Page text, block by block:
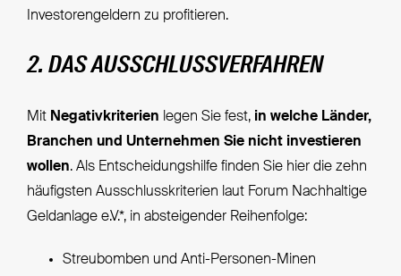
Investorengeldern zu profitieren.
2. DAS AUSSCHLUSSVERFAHREN
Mit Negativkriterien legen Sie fest, in welche Länder,
Branchen und Unternehmen Sie nicht investieren
wollen. Als Entscheidungshilfe finden Sie hier die zehn
häufigsten Ausschlusskriterien laut Forum Nachhaltige
Geldanlage e.V.*, in absteigender Reihenfolge:
Streubomben und Anti-Personen-Minen